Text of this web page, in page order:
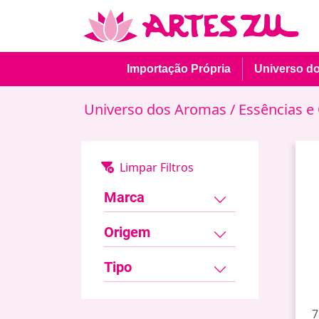
Importação Própria Universo
Universo dos Aromas / Essências e
Marca
Origem
Tipo